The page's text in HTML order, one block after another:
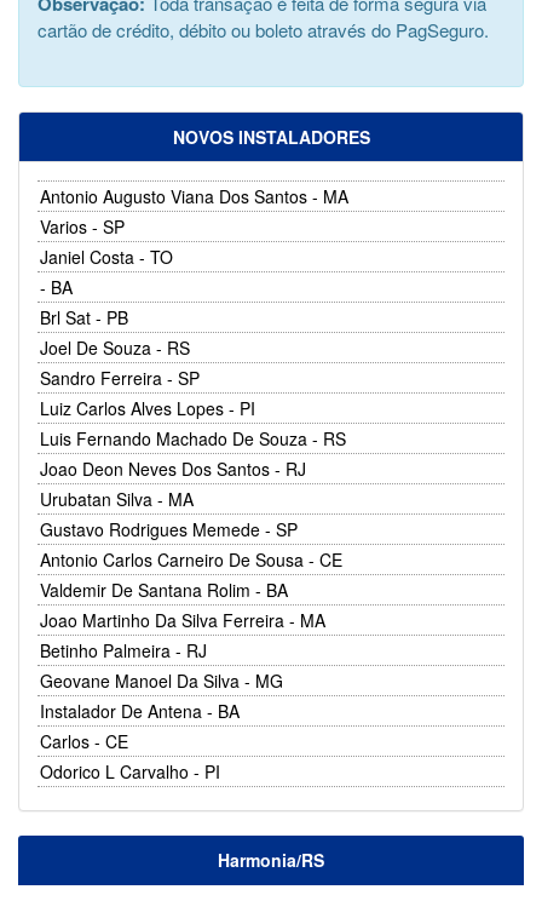
cartão de crédito, débito ou boleto através do PagSeguro.
NOVOS INSTALADORES
Antonio Augusto Viana Dos Santos - MA
Varios - SP
Janiel Costa - TO
- BA
Brl Sat - PB
Joel De Souza - RS
Sandro Ferreira - SP
Luiz Carlos Alves Lopes - PI
Luis Fernando Machado De Souza - RS
Joao Deon Neves Dos Santos - RJ
Urubatan Silva - MA
Gustavo Rodrigues Memede - SP
Antonio Carlos Carneiro De Sousa - CE
Valdemir De Santana Rolim - BA
Joao Martinho Da Silva Ferreira - MA
Betinho Palmeira - RJ
Geovane Manoel Da Silva - MG
Instalador De Antena - BA
Carlos - CE
Odorico L Carvalho - PI
Harmonia/RS